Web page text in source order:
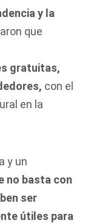
y la
que
gratuitas,
con el
en la
y un
no basta con
ser
útiles para